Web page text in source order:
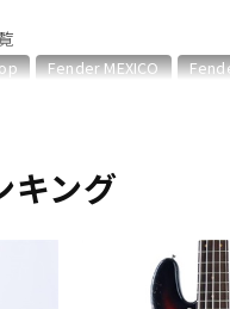
ヴィンテージ
Fender MEXICO
ベース
キング